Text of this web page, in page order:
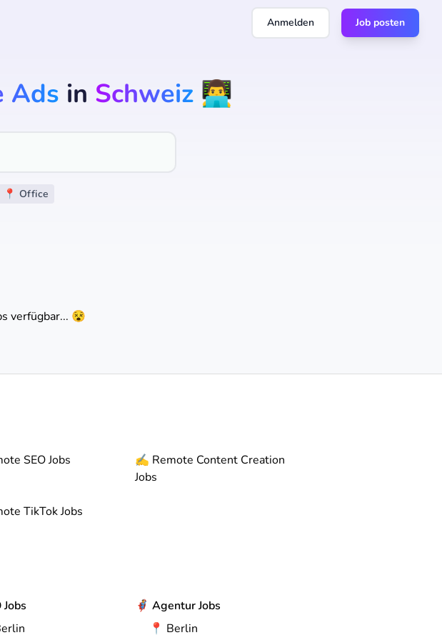
Anmelden Job posten
Ads in Schweiz 👨‍💻
📍 Office
verfügbar... 😵
SEO Jobs ✍️ Remote Content Creation
Jobs
TikTok Jobs
Jobs
🦸 Agentur Jobs
📍 Berlin